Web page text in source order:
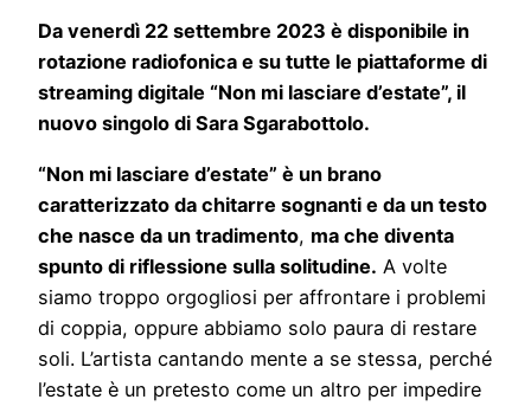
Da venerdì 22 settembre 2023 è disponibile in
rotazione radiofonica e su tutte le piattaforme di
streaming digitale “Non mi lasciare d’estate”, il
nuovo singolo di Sara Sgarabottolo.
“Non mi lasciare d’estate” è un brano
caratterizzato da chitarre sognanti e da un testo
che nasce da un tradimento, ma che diventa
spunto di riflessione sulla solitudine. A volte
siamo troppo orgogliosi per affrontare i problemi
di coppia, oppure abbiamo solo paura di restare
soli. L’artista cantando mente a se stessa, perché
l’estate è un pretesto come un altro per impedire